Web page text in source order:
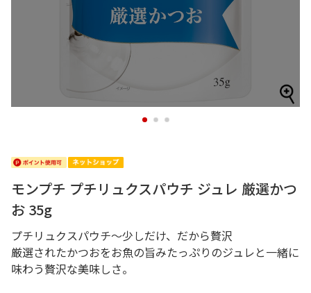
1 2 3
モンプチ プチリュクスパウチ ジュレ 厳選かつ
お 35g
プチリュクスパウチ～少しだけ、だから贅沢
厳選されたかつおをお魚の旨みたっぷりのジュレと一緒に
味わう贅沢な美味しさ。